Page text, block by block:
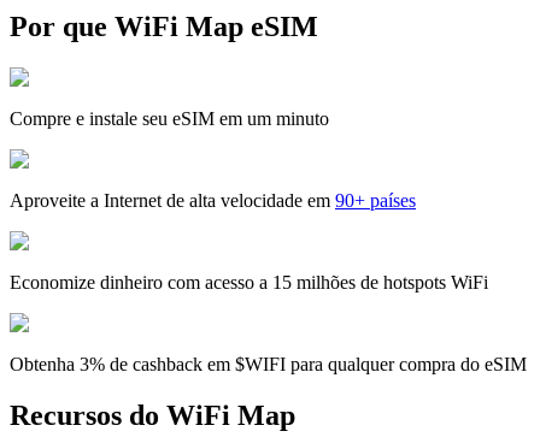
Por que WiFi Map eSIM
Compre e instale seu eSIM em um minuto
Aproveite a Internet de alta velocidade em 90+ países
Economize dinheiro com acesso a 15 milhões de hotspots WiFi
Obtenha 3% de cashback em $WIFI para qualquer compra do eSIM
Recursos do WiFi Map